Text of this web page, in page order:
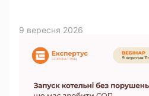
9 вересня 2026